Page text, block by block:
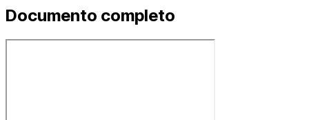
Documento completo